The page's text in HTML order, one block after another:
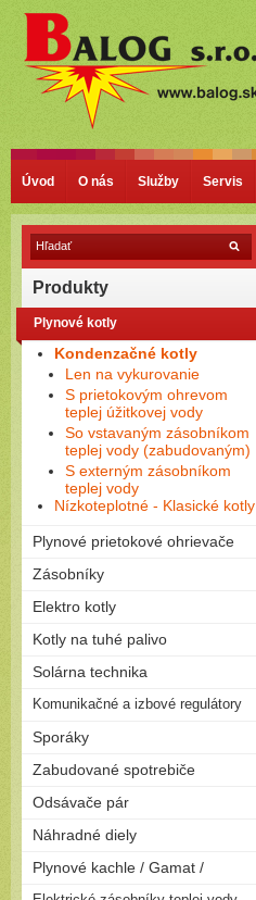
Úvod O nás Služby Servis
Produkty
Plynové kotly
Kondenzačné kotly
Len na vykurovanie
S prietokovým ohrevom
teplej úžitkovej vody
So vstavaným zásobníkom
teplej vody (zabudovaným)
S externým zásobníkom
teplej vody
Nízkoteplotné - Klasické kotly
Plynové prietokové ohrievače
Plamienkové (s horáčikom)
Turbo (cez stenu - nútený
Zásobníky
Priamoohrievané zásobníky
Závesné
Elektro kotly
Len na kúrenie
zásobník)
Kotly na tuhé palivo
Splyňovacie - pyrolitické kotly
Peletizačné kotly
uhlie
Solárna technika
Solárne zostavy - ploché
Solárne zostavy - vákuové
Komunikačné a izbové regulátory
Regulátory
Sporáky
Plynové
Kombinované
Zabudované spotrebiče
Rúry
Umývačky riadu
Odsávače pár
Komínové
Ostrovčekové
Náhradné diely
Plynové kachle / Gamat /